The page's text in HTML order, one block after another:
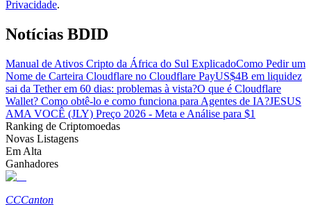
Estratégias de negociação
Aprenda como se manter lucrativo
Privacidade.
Notícias BDID
Manual de Ativos Cripto da África do Sul ExplicadoComo Pedir um
Nome de Carteira Cloudflare no Cloudflare PayUS$4B em liquidez
sai da Tether em 60 dias: problemas à vista?O que é Cloudflare
Wallet? Como obtê-lo e como funciona para Agentes de IA?JESUS
AMA VOCÊ (JLY) Preço 2026 - Meta e Análise para $1
Ranking de Criptomoedas
Novas Listagens
Em Alta
Ganhadores
CCCanton